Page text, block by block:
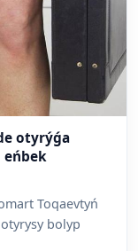
otyrýǵa
eńbek
Toqaevtyń
bolyp